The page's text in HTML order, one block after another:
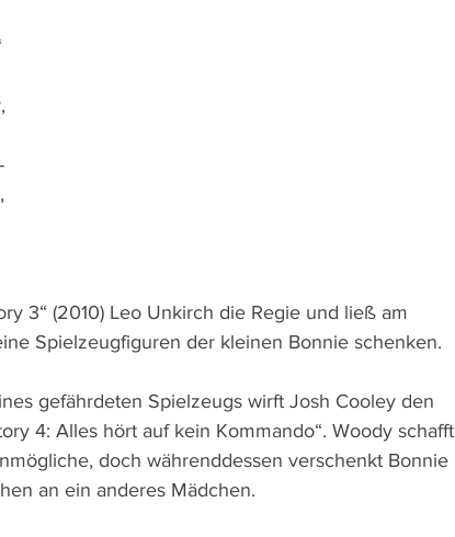
3“ (2010) Leo Unkirch die Regie und ließ am
Spielzeugfiguren der kleinen Bonnie schenken.
gefährdeten Spielzeugs wirft Josh Cooley den
4: Alles hört auf kein Kommando“. Woody schafft
doch währenddessen verschenkt Bonnie
an ein anderes Mädchen.